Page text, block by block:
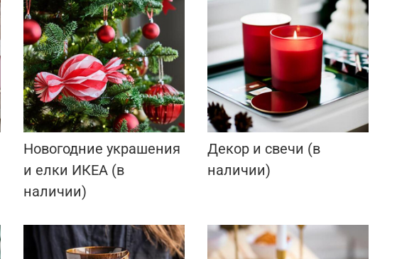
Новогодние украшения
и елки ИКЕА (в
наличии)
Декор и свечи (в
наличии)